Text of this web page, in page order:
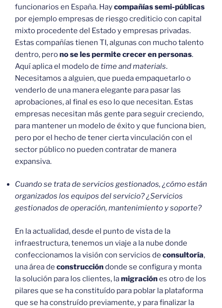
funcionarios en España. Haycompañías semi-públicas
por ejemplo empresas de riesgo crediticio con capital
mixto procedente del Estado y empresas privadas.
Estas compañías tienen TI, algunas con mucho talento
dentro, perono se les permite crecer en personas.
Aquí aplica el modelo de time and materials.
Necesitamos a alguien, que pueda empaquetarlo o
venderlo de una manera elegante para pasar las
aprobaciones, al final es eso lo que necesitan. Estas
empresas necesitan más gente para seguir creciendo,
para mantener un modelo de éxito y que funciona bien,
pero por el hecho de tener cierta vinculación con el
sector público no pueden contratar de manera
expansiva.
Cuando se trata de servicios gestionados, ¿cómo están
organizados los equipos del servicio? ¿Servicios
gestionados de operación, mantenimiento y soporte?
En la actualidad, desde el punto de vista de la
infraestructura, tenemos un viaje a la nube donde
confeccionamos la visión con servicios de consultoría,
una área de construccióndonde se configura y monta
la solución para los clientes, lamigraciónes otro de los
pilares que se ha constituído para poblar la plataforma
que se ha construído previamente, y para finalizar la